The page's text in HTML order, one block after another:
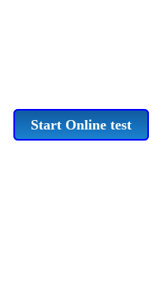
Start Online test